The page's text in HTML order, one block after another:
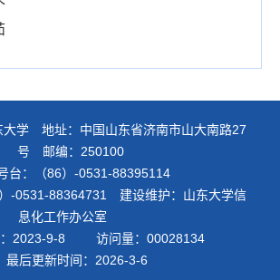
学 地址：中国山东省济南市山大南路27
号 邮编：250100
台：（86）-0531-88395114
-0531-88364731 建设维护：山东大学信
息化工作办公室
2023-9-8 访问量： 00028134
最后更新时间： 2026-3-6